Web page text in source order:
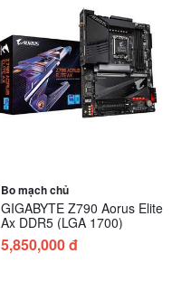
Bo mạch chủ
GIGABYTE Z790 Aorus Elite
Ax DDR5 (LGA 1700)
5,850,000 đ